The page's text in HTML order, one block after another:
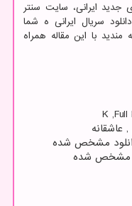
جدید ایرانی، سایت سنتر
سریال ایرانی ه شما
با این مقاله همراه
K ,Full
عاشقانه
مشخص شده
مشخص شده